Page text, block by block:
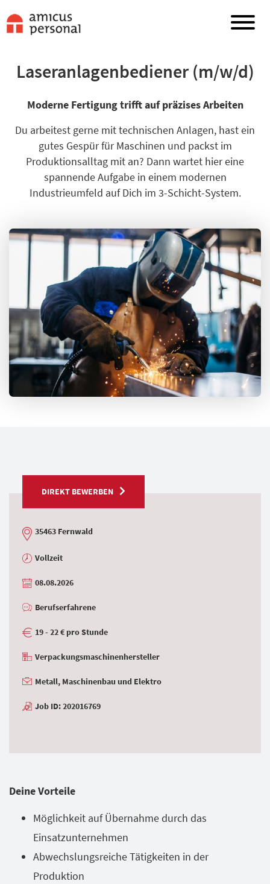
Laseranlagenbediener (m/w/d)
Moderne Fertigung trifft auf präzises Arbeiten
Du arbeitest gerne mit technischen Anlagen, hast ein
gutes Gespür für Maschinen und packst im
Produktionsalltag mit an? Dann wartet hier eine
spannende Aufgabe in einem modernen
Industrieumfeld auf Dich im 3-Schicht-System.
Deine Vorteile
Möglichkeit auf Übernahme durch das
Einsatzunternehmen
Abwechslungsreiche Tätigkeiten in der
Produktion
DIREKT BEWERBEN
35463 Fernwald
Vollzeit
08.08.2026
Berufserfahrene
19 - 22 € pro Stunde
Verpackungsmaschinenhersteller
Metall, Maschinenbau und Elektro
Job ID: 202016769